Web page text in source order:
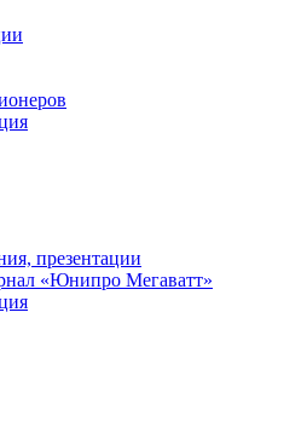
презентации
«Юнипро Мегаватт»